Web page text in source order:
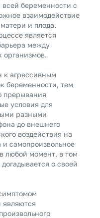
беременности с
взаимодействие
и плода.
является
между
организмов.
к агрессивным
беременности, тем
прерывания
условия для
разными
до внешнего
воздействия на
и самопроизвольное
любой момент, в том
о своей